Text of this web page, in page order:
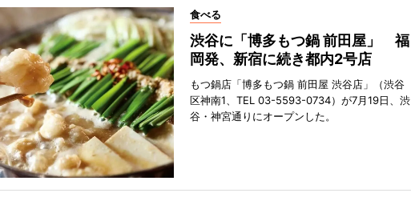
食べる
渋谷に「博多もつ鍋 前田屋」 福
岡発、新宿に続き都内2号店
もつ鍋店「博多もつ鍋 前田屋 渋谷店」（渋谷
区神南1、TEL 03-5593-0734）が7月19日、渋
谷・神宮通りにオープンした。